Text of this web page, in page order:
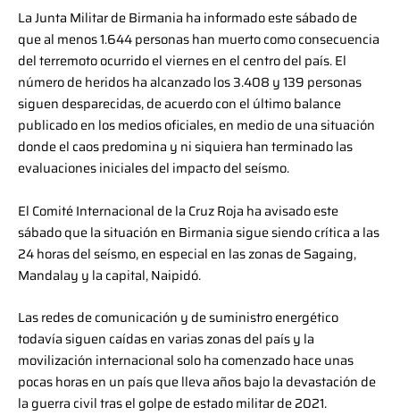
La Junta Militar de Birmania ha informado este sábado de
que al menos 1.644 personas han muerto como consecuencia
del terremoto ocurrido el viernes en el centro del país. El
número de heridos ha alcanzado los 3.408 y 139 personas
siguen desparecidas, de acuerdo con el último balance
publicado en los medios oficiales, en medio de una situación
donde el caos predomina y ni siquiera han terminado las
evaluaciones iniciales del impacto del seísmo.
El Comité Internacional de la Cruz Roja ha avisado este
sábado que la situación en Birmania sigue siendo crítica a las
24 horas del seísmo, en especial en las zonas de Sagaing,
Mandalay y la capital, Naipidó.
Las redes de comunicación y de suministro energético
todavía siguen caídas en varias zonas del país y la
movilización internacional solo ha comenzado hace unas
pocas horas en un país que lleva años bajo la devastación de
la guerra civil tras el golpe de estado militar de 2021.